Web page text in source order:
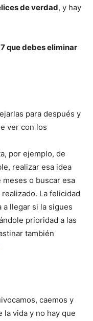
de verdad, y hay
que debes eliminar
para después y
ver con los
por ejemplo, de
realizar esa idea
o buscar esa
La felicidad
a llegar si la sigues
prioridad a las
también
caemos y
la vida y no hay que